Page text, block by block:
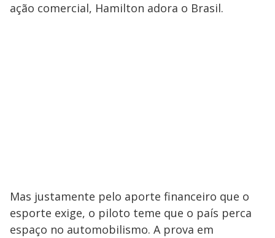
ação comercial, Hamilton adora o Brasil.
Mas justamente pelo aporte financeiro que o
esporte exige, o piloto teme que o país perca
espaço no automobilismo. A prova em